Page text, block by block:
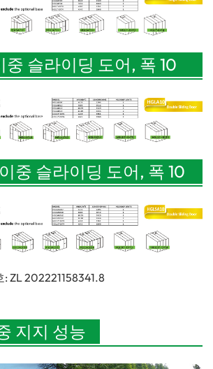
중 슬라이딩 도어, 폭 10
중 슬라이딩 도어, 폭 10
측면 벽 출입문
ZL 202221158341.8
지지 성능